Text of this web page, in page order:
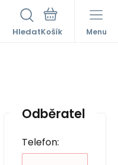
Hledat Menu
Odběratel
Telefon: